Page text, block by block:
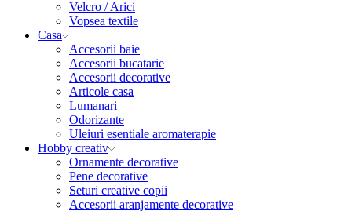
Velcro / Arici
Vopsea textile
Casa
Accesorii baie
Accesorii bucatarie
Accesorii decorative
Articole casa
Lumanari
Odorizante
Uleiuri esentiale aromaterapie
Hobby creativ
Ornamente decorative
Pene decorative
Seturi creative copii
Accesorii aranjamente decorative